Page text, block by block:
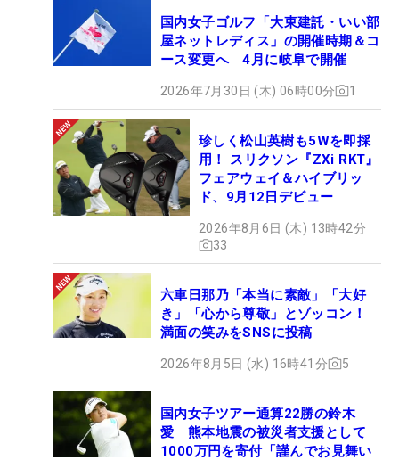
国内女子ゴルフ「大東建託・いい部
屋ネットレディス」の開催時期＆コ
ース変更へ 4月に岐阜で開催
2026年7月30日 (木) 06時00分 1
珍しく松山英樹も5Wを即採
用！ スリクソン『ZXi RKT』
フェアウェイ＆ハイブリッ
ド、9月12日デビュー
2026年8月6日 (木) 13時42分
33
六車日那乃「本当に素敵」「大好
き」「心から尊敬」とゾッコン！
満面の笑みをSNSに投稿
2026年8月5日 (水) 16時41分 5
国内女子ツアー通算22勝の鈴木
愛 熊本地震の被災者支援として
1000万円を寄付「謹んでお見舞い